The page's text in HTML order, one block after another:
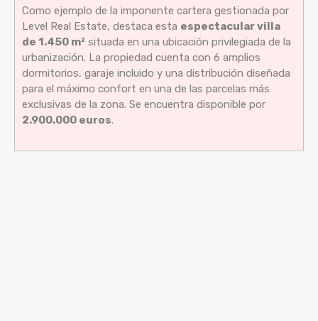
Como ejemplo de la imponente cartera gestionada por
Level Real Estate, destaca esta espectacular villa
de 1.450 m² situada en una ubicación privilegiada de la
urbanización. La propiedad cuenta con 6 amplios
dormitorios, garaje incluido y una distribución diseñada
para el máximo confort en una de las parcelas más
exclusivas de la zona. Se encuentra disponible por
2.900.000 euros.